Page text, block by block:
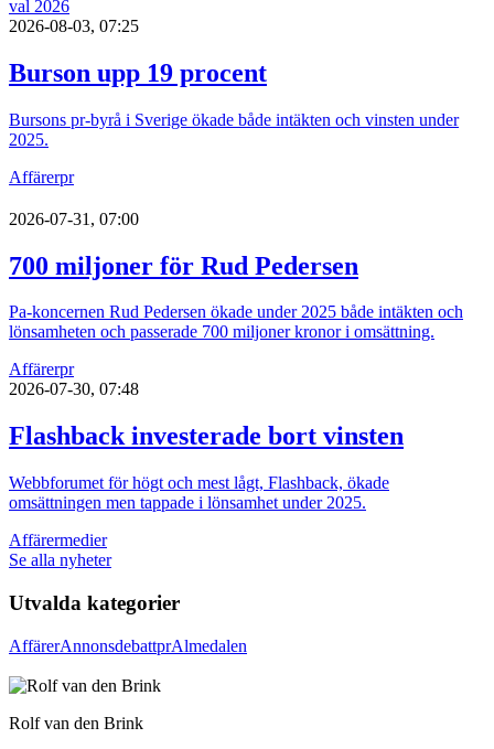
val 2026
2026-08-03, 07:25
Burson upp 19 procent
Bursons pr-byrå i Sverige ökade både intäkten och vinsten under
2025.
Affärerpr
2026-07-31, 07:00
700 miljoner för Rud Pedersen
Pa-koncernen Rud Pedersen ökade under 2025 både intäkten och
lönsamheten och passerade 700 miljoner kronor i omsättning.
Affärerpr
2026-07-30, 07:48
Flashback investerade bort vinsten
Webbforumet för högt och mest lågt, Flashback, ökade
omsättningen men tappade i lönsamhet under 2025.
Affärermedier
Se alla nyheter
Utvalda kategorier
AffärerAnnonsdebattprAlmedalen
Rolf van den Brink